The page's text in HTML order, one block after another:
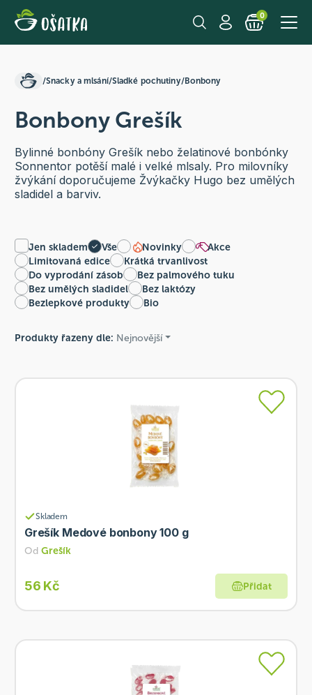
0
/Snacky a mlsání/Sladké pochutiny/Bonbony
Bonbony Grešík
Bylinné bonbóny Grešík nebo želatinové bonbónky
Sonnentor potěší malé i velké mlsaly. Pro milovníky
žvýkání doporučujeme Žvýkačky Hugo bez umělých
sladidel a barviv.
Jen skladem Vše Novinky
Akce
Limitovaná edice
Krátká trvanlivost
Do vyprodání zásob
Bez palmového tuku
Bez umělých sladidel
Bez laktózy
Bezlepkové produkty
Bio
Produkty řazeny dle: Nejnovější
Skladem
Grešík Medové bonbony 100 g
Od Grešík
56 Kč Přidat